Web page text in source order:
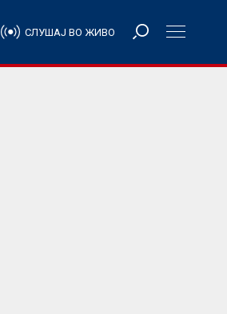
СЛУШАЈ ВО ЖИВО